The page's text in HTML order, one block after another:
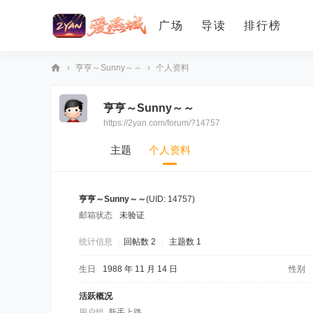
广场 导读 排行榜
› 亨亨～Sunny～～ › 个人资料
亨亨～Sunny～～
https://2yan.com/forum/?14757
主题 个人资料
亨亨～Sunny～～(UID: 14757)
邮箱状态
未验证
统计信息 回帖数 2 主题数 1
生日 1988 年 11 月 14 日 性别
活跃概况